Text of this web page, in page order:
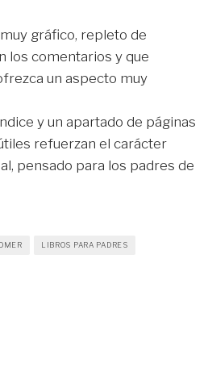
gráfico, repleto de
los comentarios y que
un aspecto muy
y un apartado de páginas
refuerzan el carácter
pensado para los padres de
LIBROS PARA PADRES